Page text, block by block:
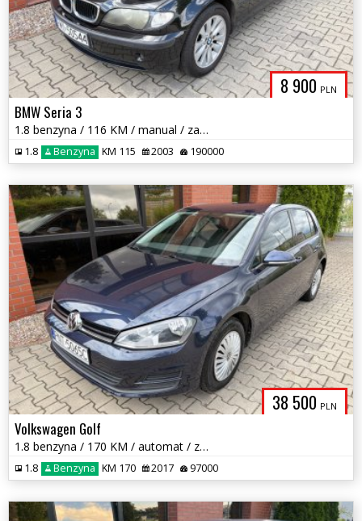
8 900 PLN
BMW Seria 3
1.8 benzyna / 116 KM / manual / zarej w PL / zadbany / zamiana
1.8 Benzyna KM 115 2003 190000
38 500 PLN
Volkswagen Golf
1.8 benzyna / 170 KM / automat / zarej w PL / zadbany / zamiana
1.8 Benzyna KM 170 2017 97000